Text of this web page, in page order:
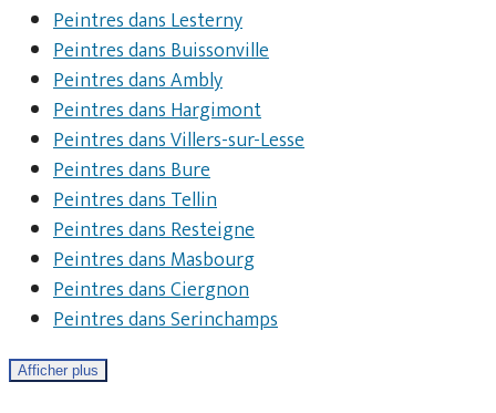
Peintres dans Lesterny
Peintres dans Buissonville
Peintres dans Ambly
Peintres dans Hargimont
Peintres dans Villers-sur-Lesse
Peintres dans Bure
Peintres dans Tellin
Peintres dans Resteigne
Peintres dans Masbourg
Peintres dans Ciergnon
Peintres dans Serinchamps
Afficher plus